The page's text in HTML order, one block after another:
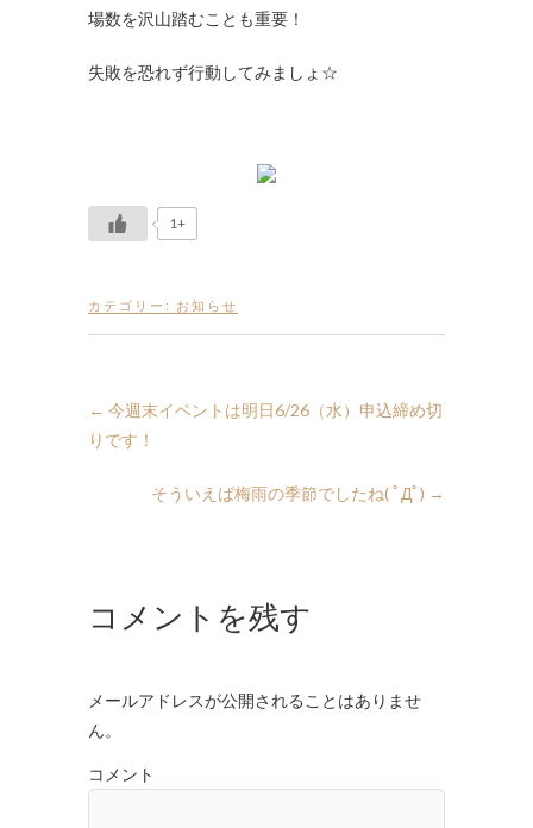
場数を沢山踏むことも重要！
失敗を恐れず行動してみましょ☆
1+
カテゴリー: お知らせ
← 今週末イベントは明日6/26（水）申込締め切
りです！
そういえば梅雨の季節でしたね( ﾟДﾟ) →
コメントを残す
メールアドレスが公開されることはありませ
ん。
コメント